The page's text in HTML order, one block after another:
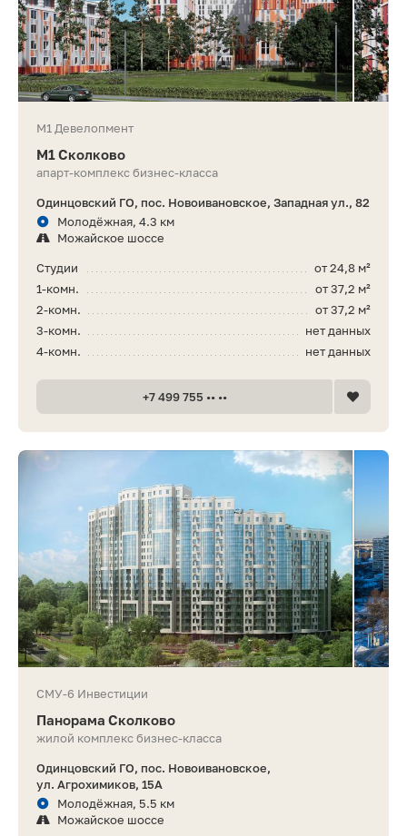
М1 Девелопмент
М1 Сколково
апарт-комплекс бизнес-класса
Одинцовский ГО, пос. Новоивановское, Западная ул., 82
Молодёжная, 4.3 км
Можайское шоссе
от 24,8 м²
Студии
от 37,2 м²
1-комн.
от 37,2 м²
2-комн.
нет данных
3-комн.
нет данных
4-комн.
+7 499 755 •• ••
СМУ-6 Инвестиции
Панорама Сколково
жилой комплекс бизнес-класса
Одинцовский ГО, пос. Новоивановское,
ул. Агрохимиков, 15А
Молодёжная, 5.5 км
Можайское шоссе